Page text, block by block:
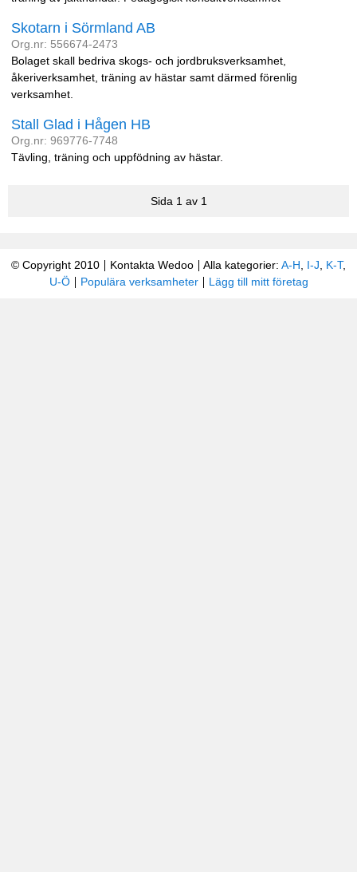
Skotarn i Sörmland AB
Org.nr: 556674-2473
Bolaget skall bedriva skogs- och jordbruksverksamhet,
åkeriverksamhet, träning av hästar samt därmed förenlig
verksamhet.
Stall Glad i Hågen HB
Org.nr: 969776-7748
Tävling, träning och uppfödning av hästar.
Sida 1 av 1
© Copyright 2010 Kontakta Wedoo Alla kategorier: A-H I-J K-T,
U-Ö
Populära verksamheter Lägg till mitt företag